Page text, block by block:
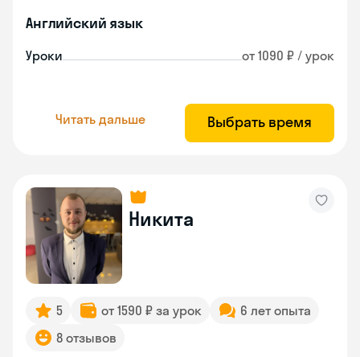
Английский язык
Уроки от 1090 ₽ / урок
Читать дальше Выбрать время
Никита
5 от 1590 ₽ за урок
6 лет опыта
8 отзывов